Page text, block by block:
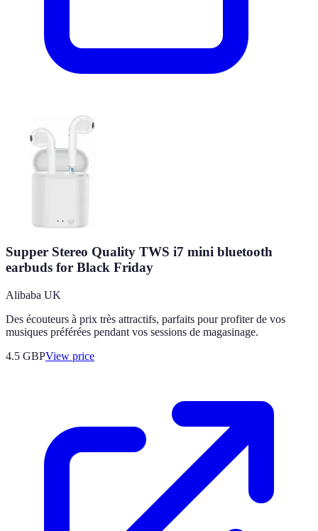
Supper Stereo Quality TWS i7 mini bluetooth
earbuds for Black Friday
Alibaba UK
Des écouteurs à prix très attractifs, parfaits pour profiter de vos
musiques préférées pendant vos sessions de magasinage.
4.5 GBPView price